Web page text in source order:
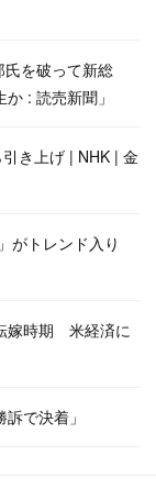
氏を破って新総
: 読売新聞」
き上げ | NHK | 金
がトレンド入り
嫁時期 米経済に
で決着」